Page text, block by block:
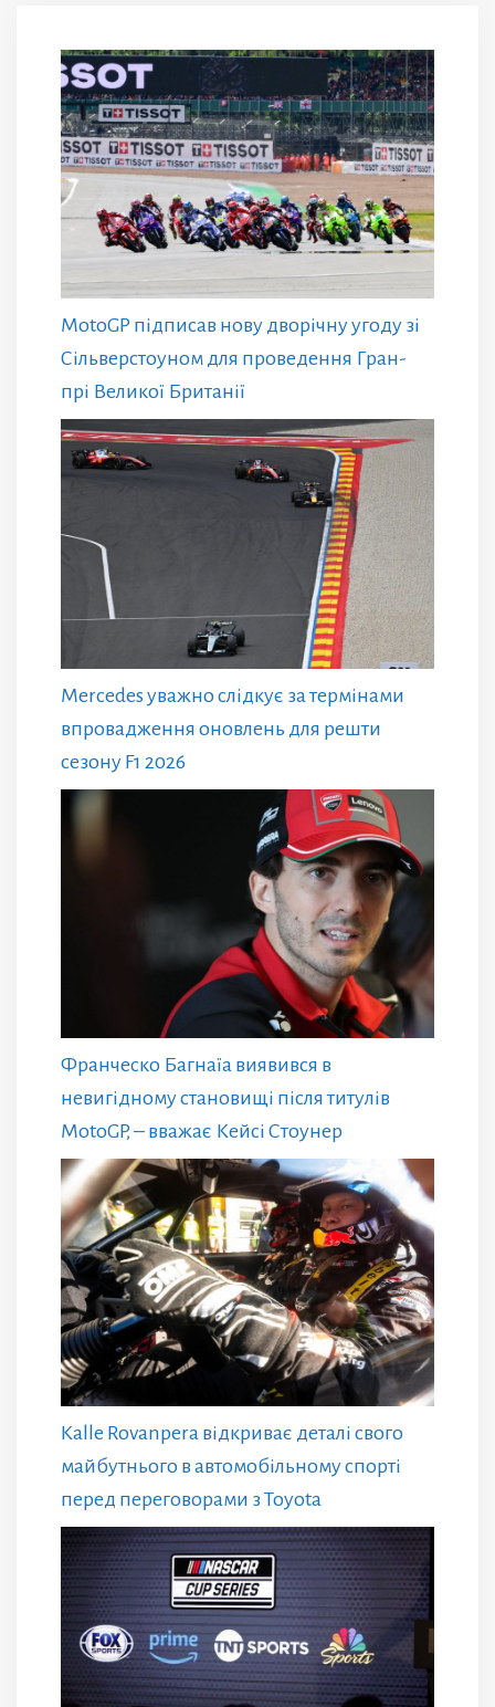
MotoGP підписав нову дворічну угоду зі
Сільверстоуном для проведення Гран-
прі Великої Британії
Mercedes уважно слідкує за термінами
впровадження оновлень для решти
сезону F1 2026
Франческо Багнаїа виявився в
невигідному становищі після титулів
MotoGP, – вважає Кейсі Стоунер
Kalle Rovanpera відкриває деталі свого
майбутнього в автомобільному спорті
перед переговорами з Toyota